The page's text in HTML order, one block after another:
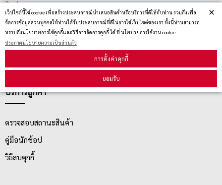
เว็ปไซต์นี้ใช้ cookie เพื่อสร้างประสบการณ์นำเสนอสินค้าหรือบริการที่ดีให้กับท่าน รวมถึงเพื่อ
จัดการข้อมูลส่วนบุคคลให้ท่านได้รับประสบการณ์ที่ดีในการใช้เว็ปไซต์ของเรา ทั้งนี้ท่านสามารถ
ทราบถึงนโยบายการใช้คุกกี้และวิธีการจัดการคุกกี้ ได้ ที่ นโยบายการใช้งาน cookie
ประกาศนโยบายความเป็นส่วนตัว
การตั้งค่าคุกกี้
ยอมรับ
×
ติดต่อเรา
ประกาศนโยบายความเป็นส่วนตัว
นโยบายการจัดส่ง
นโยบายการเปลี่ยน/คืน สินค้า
บริการลูกค้า
ตรวจสอบสถานะสินค้า
คู่มือนักช้อป
วิธีลบคุกกี้